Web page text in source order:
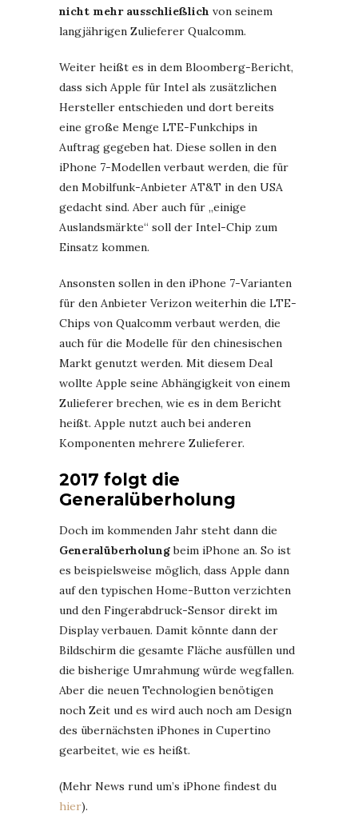
nicht mehr ausschließlich von seinem
langjährigen Zulieferer Qualcomm.
Weiter heißt es in dem Bloomberg-Bericht,
dass sich Apple für Intel als zusätzlichen
Hersteller entschieden und dort bereits
eine große Menge LTE-Funkchips in
Auftrag gegeben hat. Diese sollen in den
iPhone 7-Modellen verbaut werden, die für
den Mobilfunk-Anbieter AT&T in den USA
gedacht sind. Aber auch für „einige
Auslandsmärkte“ soll der Intel-Chip zum
Einsatz kommen.
Ansonsten sollen in den iPhone 7-Varianten
für den Anbieter Verizon weiterhin die LTE-
Chips von Qualcomm verbaut werden, die
auch für die Modelle für den chinesischen
Markt genutzt werden. Mit diesem Deal
wollte Apple seine Abhängigkeit von einem
Zulieferer brechen, wie es in dem Bericht
heißt. Apple nutzt auch bei anderen
Komponenten mehrere Zulieferer.
2017 folgt die
Generalüberholung
Doch im kommenden Jahr steht dann die
Generalüberholungbeim iPhone an. So ist
es beispielsweise möglich, dass Apple dann
auf den typischen Home-Button verzichten
und den Fingerabdruck-Sensor direkt im
Display verbauen. Damit könnte dann der
Bildschirm die gesamte Fläche ausfüllen und
die bisherige Umrahmung würde wegfallen.
Aber die neuen Technologien benötigen
noch Zeit und es wird auch noch am Design
des übernächsten iPhones in Cupertino
gearbeitet, wie es heißt.
(Mehr News rund um’s iPhone findest du
hier).